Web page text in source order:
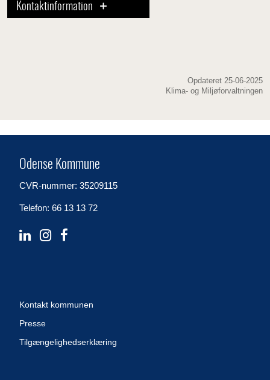
Kontaktinformation
Opdateret 25-06-2025
Klima- og Miljøforvaltningen
Odense Kommune
CVR-nummer: 35209115
Telefon: 66 13 13 72
Kontakt kommunen
Presse
Tilgængelighedserklæring